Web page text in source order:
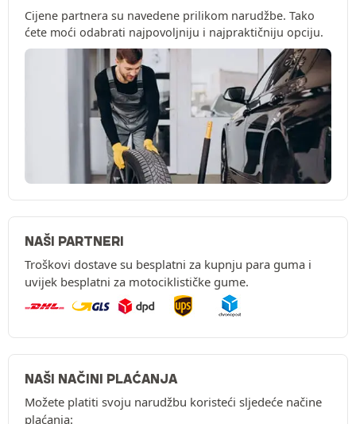
Cijene partnera su navedene prilikom narudžbe. Tako
ćete moći odabrati najpovoljniju i najpraktičniju opciju.
NAŠI PARTNERI
Troškovi dostave su besplatni za kupnju para guma i
uvijek besplatni za motociklističke gume.
NAŠI NAČINI PLAĆANJA
Možete platiti svoju narudžbu koristeći sljedeće načine
plaćanja: